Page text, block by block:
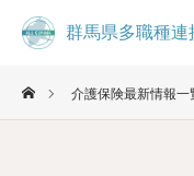
群馬県多職種連
介護保険最新情報一
群馬県多職種連